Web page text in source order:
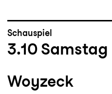
Schauspiel
3.10 Samstag
Woyzeck